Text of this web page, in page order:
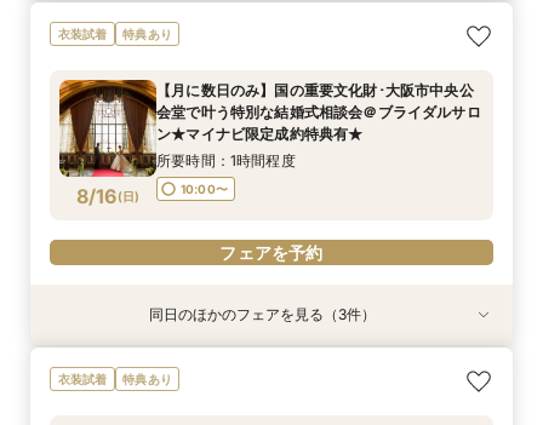
8/15(土
【フォト＋会食・相談会】国の重要文化財･大阪
市中央公会堂で叶えるフォトウエディング相談会
所要時間：3時間程度
10:00〜
フェアを予約
8/15(土
【月に数日のみ】国の重要文化財･大阪市中央公
会堂で叶う特別な結婚式相談会＠オンライン★マ
所要時間：1時間程度
11:00〜
フェアを予約
8/15(土
【フォト相談会】国の重要文化財･大阪市中央公
会堂で叶えるフォトウエディング相談会＠ブライ
所要時間：1時間程度
10:00〜
フェアを予約
衣装試着 特典あり
8/16(日)
【月に数日のみ】国の重要文化財･大阪市中央公
会堂で叶う特別な結婚式相談会＠ブライダルサロ
ン★マイナビ限定成約特典有★
所要時間：1時間程度
10:00〜
フェアを予約
特典あり
【フォト＋会食・相談会】国の重要文化財･大阪
市中央公会堂で叶えるフォトウエディング相談会
【月に数日のみ】国の重要文化財･大阪市中央公
会堂で叶う特別な結婚式相談会＠オンライン★マ
特典あり
【フォト相談会】国の重要文化財･大阪市中央公
会堂で叶えるフォトウエディング相談会＠ブライ
同日のほかのフェアを見る（3件）
衣装試着 特典あり